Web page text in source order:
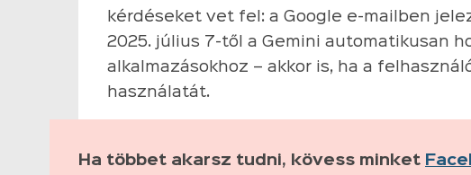
kérdéseket vet fel: a Google e-mailben
2025. július 7-től a Gemini automatikusan
alkalmazásokhoz – akkor is, ha a
használatát.
Ha többet akarsz tudni, kövess minket